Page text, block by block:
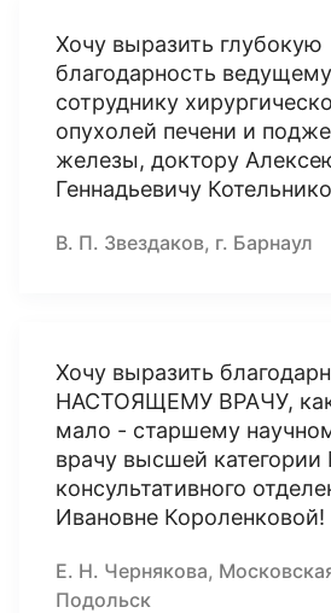
Хочу выразить глубокую
благодарность
сотруднику
опухолей печени и
железы, доктору
Геннадьевичу
В. П. Звездаков, г. Барнаул
Хочу выразить
НАСТОЯЩЕМУ ВРАЧУ,
мало - старшему
врачу высшей категории
консультативного
Ивановне Короленковой!
Е. Н. Чернякова,
Подольск